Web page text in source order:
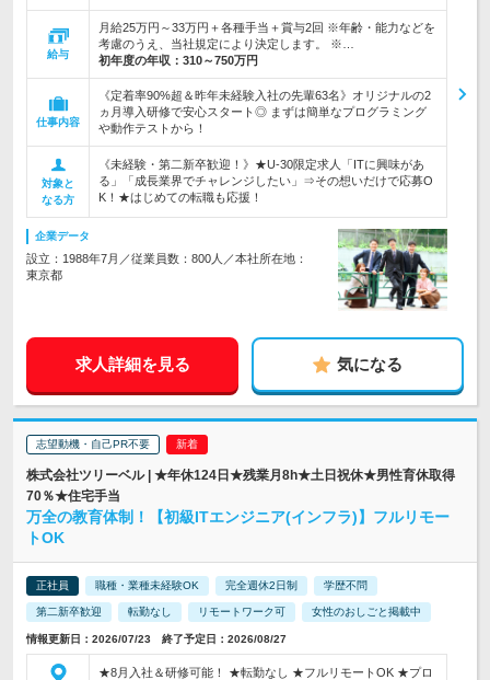
給与
月給25万円～33万円＋各種手当＋賞与2回 ※年齢・能力などを
考慮のうえ、当社規定により決定します。 ※…
初年度の年収： 310～750万円
仕事内容
《定着率90%超＆昨年未経験入社の先輩63名》オリジナルの2
ヵ月導入研修で安心スタート◎ まずは簡単なプログラミング
や動作テストから！
対象と
なる方
《未経験・第二新卒歓迎！》★U-30限定求人「ITに興味があ
る」「成長業界でチャレンジしたい」⇒その想いだけで応募O
K！★はじめての転職も応援！
企業データ
設立：1988年7月／従業員数：800人／本社所在地：
東京都
求人詳細を見る 気になる
志望動機・自己PR不要
株式会社ツリーベル | ★年休124日★残業月8h★土日祝休★男性育休取得
70％★住宅手当
万全の教育体制！【初級ITエンジニア(インフラ)】フルリモー
トOK
正社員 職種・業種未経験OK 完全週休2日制 学歴不問
第二新卒歓迎 転勤なし リモートワーク可 女性のおしごと掲載中
情報更新日：2026/07/23 終了予定日：2026/08/27
★8月入社＆研修可能！ ★転勤なし ★フルリモートOK ★プロ